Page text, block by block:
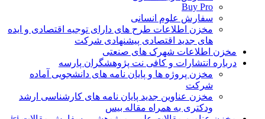
Buy Pro
سفارش علوم انسانی
مخزن اطلاعات طرح های دارای توجیه اقتصادی و ایده
های جدید اقتصادی پیشنهادی شرکت
مخزن اطلاعات شهرک های صنعتی
درباره انتشارات و کافی نت پژوهشگران پارسه
مخزن پروژه ها و پایان نامه های دانشجویی آماده
شرکت
مخزن عناوین جدید پایان نامه های کارشناسی ارشد
ودکتری به همراه مقاله بیس